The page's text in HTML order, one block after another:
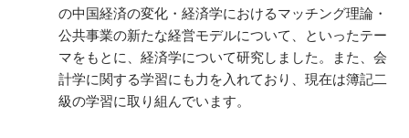
の中国経済の変化・経済学におけるマッチング理論・
公共事業の新たな経営モデルについて、といったテー
マをもとに、経済学について研究しました。また、会
計学に関する学習にも力を入れており、現在は簿記二
級の学習に取り組んでいます。